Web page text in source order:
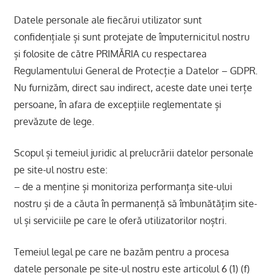
Datele personale ale fiecărui utilizator sunt
confidențiale și sunt protejate de împuternicitul nostru
și folosite de către PRIMĂRIA cu respectarea
Regulamentului General de Protecție a Datelor – GDPR.
Nu furnizăm, direct sau indirect, aceste date unei terțe
persoane, în afara de excepțiile reglementate și
prevăzute de lege.
Scopul și temeiul juridic al prelucrării datelor personale
pe site-ul nostru este:
– de a menține și monitoriza performanța site-ului
nostru și de a căuta în permanență să îmbunătățim site-
ul și serviciile pe care le oferă utilizatorilor noștri.
Temeiul legal pe care ne bazăm pentru a procesa
datele personale pe site-ul nostru este articolul 6 (1) (f)